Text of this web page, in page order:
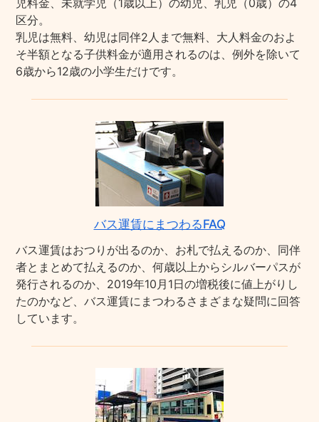
児料金、未就学児（1歳以上）の幼児、乳児（0歳）の4
区分。
乳児は無料、幼児は同伴2人まで無料、大人料金のおよ
そ半額となる子供料金が適用されるのは、例外を除いて
6歳から12歳の小学生だけです。
バス運賃にまつわるFAQ
バス運賃はおつりが出るのか、お札で払えるのか、同伴
者とまとめて払えるのか、何歳以上からシルバーパスが
発行されるのか、2019年10月1日の増税後に値上がりし
たのかなど、バス運賃にまつわるさまざまな疑問に回答
しています。